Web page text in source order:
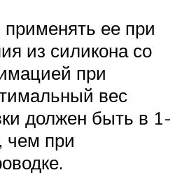
применять ее при
из силикона со
при
вес
должен быть в 1-
чем при